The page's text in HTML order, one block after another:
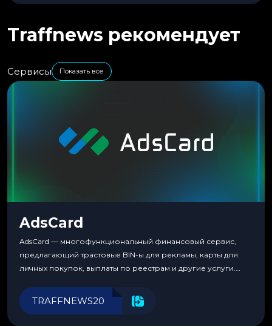
Traffnews рекомендует
Сервисы Показать все
AdsCard
AdsCard — многофункциональный финансовый сервис,
предлагающий трастовые BIN-ы для рекламы, карты для
личных покупок, выплаты по реестрам и другие услуги.
инструменты для управления финансами.
TRAFFNEWS20